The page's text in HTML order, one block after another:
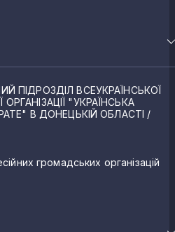
ПІДРОЗДІЛ ВСЕУКРАЇНСЬКОЇ
"УКРАЇНСЬКА
В ДОНЕЦЬКІЙ ОБЛАСТІ /
громадських організацій